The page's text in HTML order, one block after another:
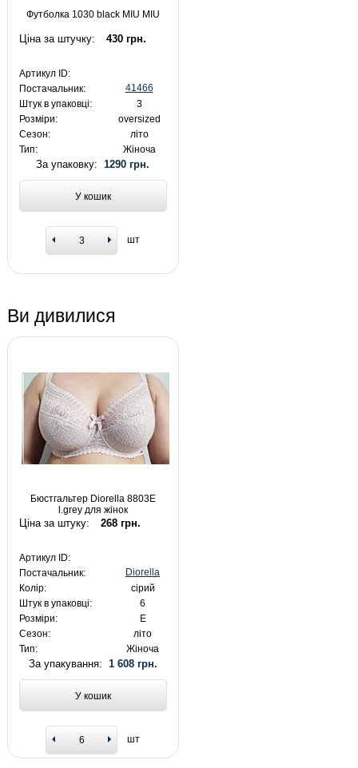
Футболка 1030 black MIU MIU
Ціна за штучку: 430 грн.
Артикул ID:
Постачальник:
41466
Штук в упаковці:
3
Розміри:
oversized
Сезон:
літо
Тип:
Жіноча
За упаковку:1290 грн.
У кошик
шт
Ви дивилися
Бюстгальтер Diorella 8803E
l.grey для жінок
Ціна за штуку: 268 грн.
Артикул ID:
Постачальник:
Diorella
Колір:
сірий
Штук в упаковці:
6
Розміри:
E
Сезон:
літо
Тип:
Жіноча
За упакування: 1 608 грн.
У кошик
шт